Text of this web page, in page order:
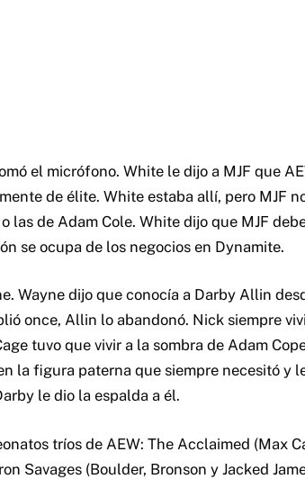
el micrófono. White le dijo a MJF que
de élite. White estaba allí, pero MJF
las de Adam Cole. White dijo que MJF
se ocupa de los negocios en Dynamite.
Wayne dijo que conocía a Darby Allin
once, Allin lo abandonó. Nick siempre
tuvo que vivir a la sombra de Adam
la figura paterna que siempre necesitó y
le dio la espalda a él.
tríos de AEW: The Acclaimed (Max
Savages (Boulder, Bronson y Jacked